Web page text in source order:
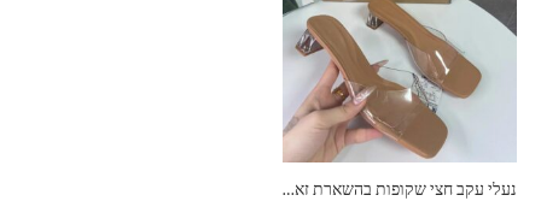
נעלי עקב חצי שקופות בהשארת זארה ZARA
מספר
האפשרויות
בעמוד